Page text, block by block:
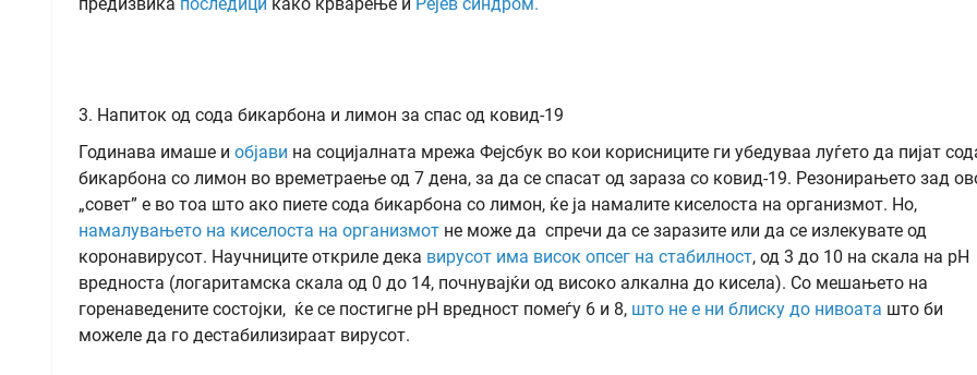
3. Напиток од сода бикарбона и лимон за спас од ковид-19
Годинава имаше и објави на социјалната мрежа Фејсбук во кои корисниците ги убедуваа луѓето да пијат
бикарбона со лимон во времетраење од 7 дена, за да се спасат од зараза со ковид-19. Резонирањето зад
„совет” е во тоа што ако пиете сода бикарбона со лимон, ќе ја намалите киселоста на организмот. Но,
намалувањето на киселоста на организмот не може да спречи да се заразите или да се излекувате од
коронавирусот. Научниците откриле дека вирусот има висок опсег на стабилност, од 3 до 10 на скала на рН
вредноста (логаритамска скала од 0 до 14, почнувајќи од високо алкална до кисела). Со мешањето на
горенаведените состојки, ќе се постигне pH вредност помеѓу 6 и 8, што не е ни блиску до нивоата што би
можеле да го дестабилизираат вирусот.